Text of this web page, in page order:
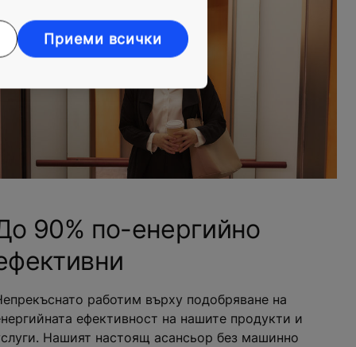
90% по-енергийно
работим върху подобряване на
ефективност на нашите продукти и
Нашият настоящ асансьор без машинно
Приеми всички